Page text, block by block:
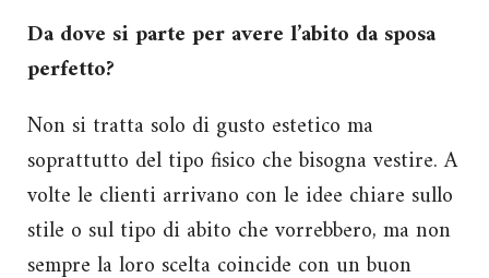
Da dove si parte per avere l’abito da sposa
perfetto?
Non si tratta solo di gusto estetico ma
soprattutto del tipo fisico che bisogna vestire. A
volte le clienti arrivano con le idee chiare sullo
stile o sul tipo di abito che vorrebbero, ma non
sempre la loro scelta coincide con un buon